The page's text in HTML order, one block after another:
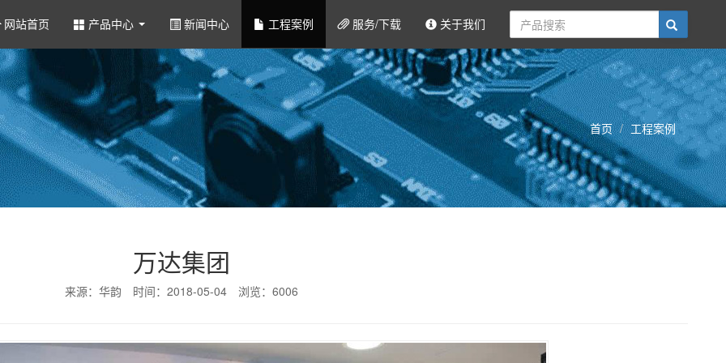
网站首页 产品中心 新闻中心 工程案例 服务/下载 关于我们
首页 工程案例
万达集团
来源：华韵 时间：2018-05-04 浏览：6006